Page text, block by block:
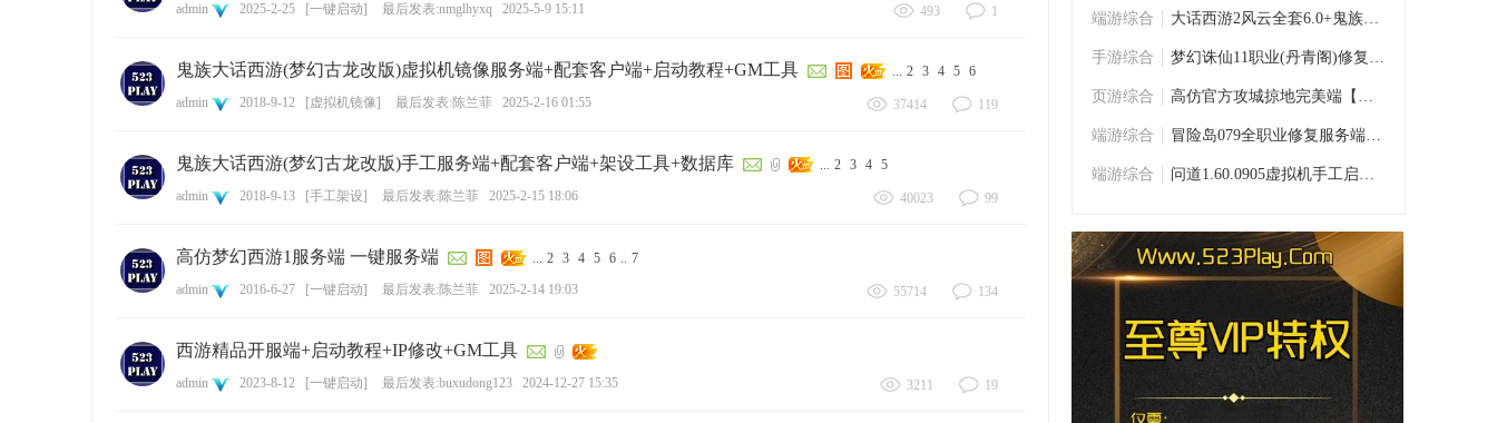
admin 2025-2-25 [一键启动] 最后发表:nmglhyxq 2025-5-9 15:11 493 1
鬼族大话西游(梦幻古龙改版)虚拟机镜像服务端+配套客户端+启动教程+GM工具 ... 2 3 4 5 6
admin
2018-9-12 [虚拟机镜像] 最后发表:陈兰菲 2025-2-16 01:55 37414 119
鬼族大话西游(梦幻古龙改版)手工服务端+配套客户端+架设工具+数据库 ... 2 3 4 5
admin
2018-9-13 [手工架设] 最后发表:陈兰菲 2025-2-15 18:06 40023 99
高仿梦幻西游1服务端 一键服务端 ... 2 3 4 5 6 .. 7
admin
2016-6-27 [一键启动] 最后发表:陈兰菲 2025-2-14 19:03 55714 134
西游精品开服端+启动教程+IP修改+GM工具
admin 2023-8-12 [一键启动] 最后发表:buxudong123 2024-12-27 15:35 3211 19
端游综合 大话西游2风云全套6.0+鬼族端+修改工具+授
手游综合 梦幻诛仙11职业(丹青阁)修复版虚拟机镜像一
页游综合 高仿官方攻城掠地完美端【可局域网】+安装
端游综合 冒险岛079全职业修复服务端+客户端+教程
端游综合 问道1.60.0905虚拟机手工启动服务端+配套客